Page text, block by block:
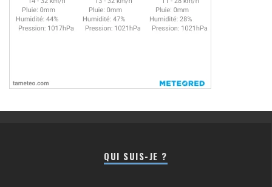
QUI SUIS-JE ?